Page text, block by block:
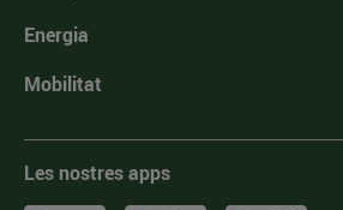
Energia
Mobilitat
Les nostres apps